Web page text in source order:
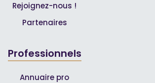
Rejoignez-nous !
Partenaires
Professionnels
Annuaire pro